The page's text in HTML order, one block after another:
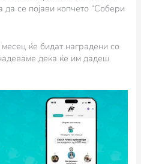
се појави копчето “Собери
ќе бидат наградени со
дека ќе им дадеш